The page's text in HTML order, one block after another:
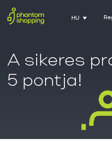
HU
A sikeres
5 pontja!